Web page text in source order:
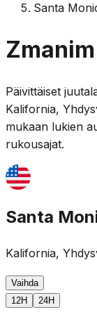
Santa
Päivittäiset
Kalifornia,
mukaan lukien
rukousajat.
Santa
Kalifornia,
Vaihda
12H
24H